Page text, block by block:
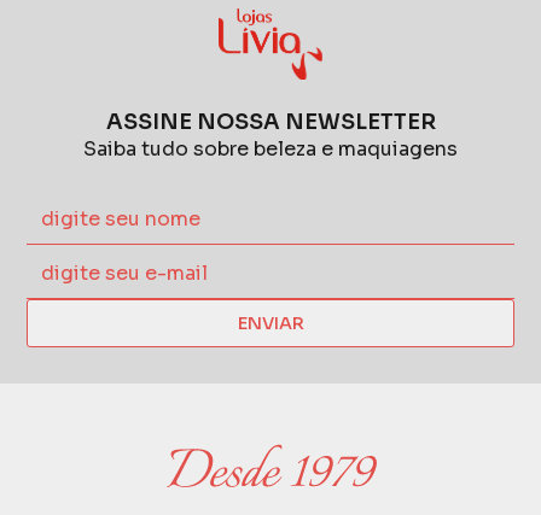
ASSINE NOSSA NEWSLETTER
Saiba tudo sobre beleza e maquiagens
ENVIAR